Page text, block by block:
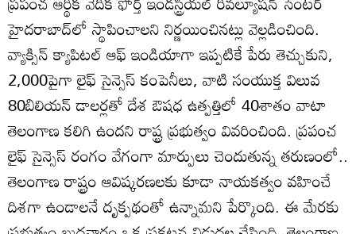
హైదరాబాద్‌లో స్థాపించాలని నిర్ణయించినట్లు వెల్లడించింది.
వ్యాక్సిన్‌ క్యాపిటల్‌ ఆఫ్‌ ఇండియాగా ఇప్పటికే పేరు తెచ్చుకుని,
2,000పైగా లైఫ్‌ సైన్సెస్‌ కంపెనీలు, వాటి సంయుక్త విలువ
80బిలియన్‌ డాలర్లతో దేశ ఔషధ ఉత్పత్తిలో 40శాతం వాటా
తెలంగాణ కలిగి ఉందని రాష్ట్ర ప్రభుత్వం వివరించింది. ప్రపంచ
లైఫ్‌ సైన్సెస్‌ రంగం వేగంగా మార్పులు చెందుతున్న తరుణంలో..
తెలంగాణ రాష్ట్రం ఆవిష్కరణలకు కూడా నాయకత్వం వహించే
దిశగా ఉండాలనే దృక్పథంతో ఉన్నామని పేర్కొంది. ఈ మేరకు